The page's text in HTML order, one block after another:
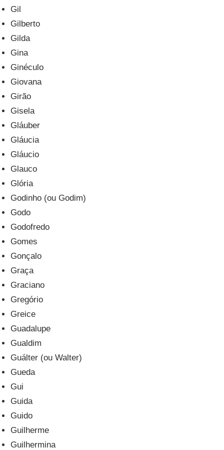
Gil
Gilberto
Gilda
Gina
Ginéculo
Giovana
Girão
Gisela
Gláuber
Gláucia
Gláucio
Glauco
Glória
Godinho (ou Godim)
Godo
Godofredo
Gomes
Gonçalo
Graça
Graciano
Gregório
Greice
Guadalupe
Gualdim
Guálter (ou Walter)
Gueda
Gui
Guida
Guido
Guilherme
Guilhermina